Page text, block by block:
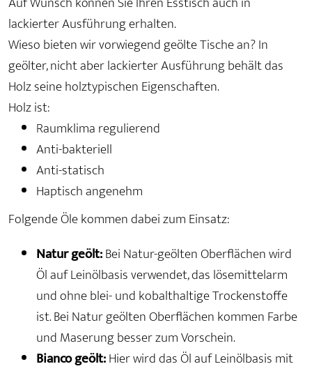
lackierter Ausführung erhalten.
Wieso bieten wir vorwiegend geölte Tische an? In
geölter, nicht aber lackierter Ausführung behält das
Holz seine holztypischen Eigenschaften.
Holz ist:
Raumklima regulierend
Anti-bakteriell
Anti-statisch
Haptisch angenehm
Folgende Öle kommen dabei zum Einsatz:
Natur geölt:Bei Natur-geölten Oberflächen wird
Öl auf Leinölbasis verwendet, das lösemittelarm
und ohne blei- und kobalthaltige Trockenstoffe
ist. Bei Natur geölten Oberflächen kommen Farbe
und Maserung besser zum Vorschein.
Bianco geölt:Hier wird das Öl auf Leinölbasis mit